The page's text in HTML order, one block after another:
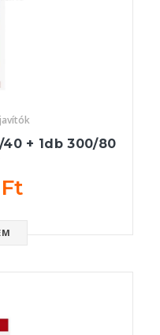
40 + 1db 300/80